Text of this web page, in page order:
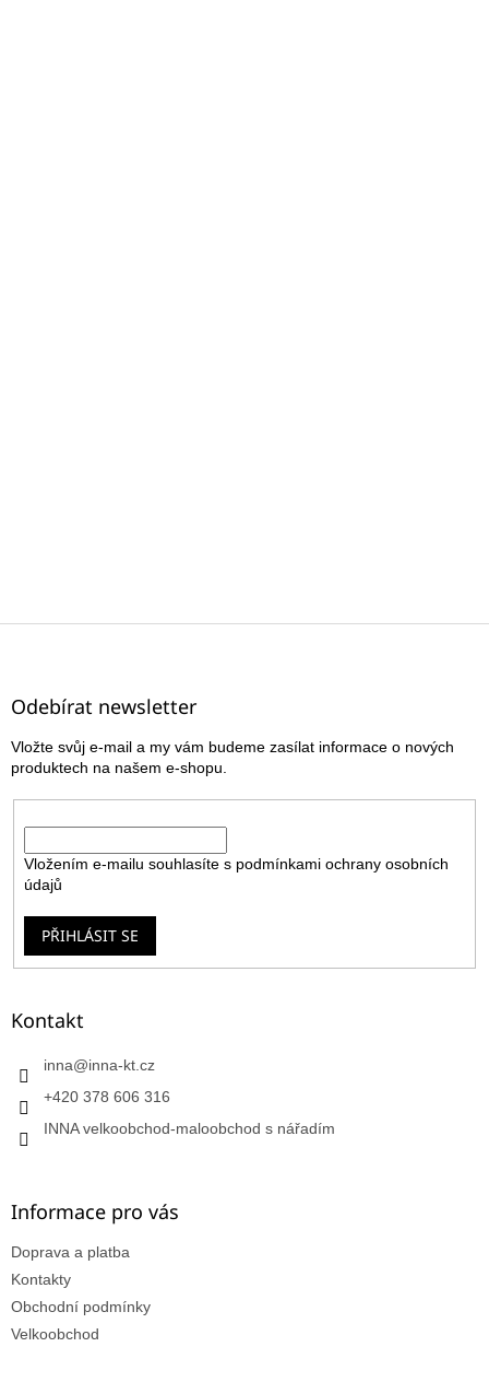
Z
Odebírat newsletter
Vložte svůj e-mail a my vám budeme zasílat informace o nových
produktech na našem e-shopu.
Vložením e-mailu souhlasíte s podmínkami ochrany osobních
údajů
PŘIHLÁSIT SE
Kontakt
inna@inna-kt.cz
+420 378 606 316
INNA velkoobchod-maloobchod s nářadím
Informace pro vás
Doprava a platba
Kontakty
Obchodní podmínky
Velkoobchod